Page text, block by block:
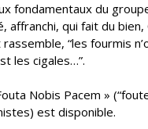
fondamentaux du
affranchi, qui fait du
“les fourmis
les cigales…”.
Nobis Pacem »
est disponible.